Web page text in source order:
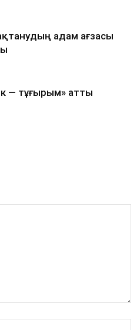
адам ағзасы
— тұғырым» атты